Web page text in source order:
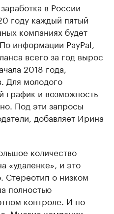
в России
году каждый пятый
компаниях будет
информации PayPal,
всего за год вырос
2018 года,
Для молодого
график и возможность
Под эти запросы
добавляет Ирина
количество
«удаленке», и это
Стереотип о низком
полностью
контроле. И по